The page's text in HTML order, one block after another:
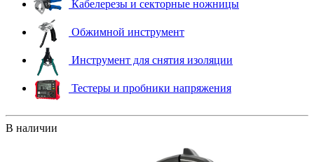
Кабелерезы и секторные ножницы
Обжимной инструмент
Инструмент для снятия изоляции
Тестеры и пробники напряжения
В наличии